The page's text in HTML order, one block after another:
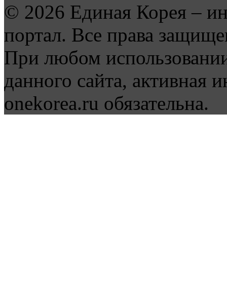
© 2026 Единая Корея –
портал. Все права
При любом
данного сайта, активная
onekorea.ru обязательна.